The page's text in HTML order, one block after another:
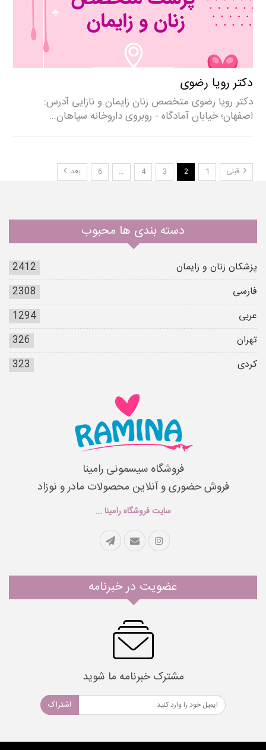
دکتر رویا رضوی
دکتر رویا رضوی متخصص زنان زایمان و نازایی آدرس:
اصفهان؛ خیابان آمادگاه - روبروی داروخانه سپاهان…
قبلی 1
2
3
4
…
6 بعد
دسته بندی ها محبوب
پزشکان زنان و زایمان
2412
فارسی
2308
عربی
1294
تهران
326
کردی
323
فروشگاه سیسمونی رامینا
فروش حضوری و آنلاین محصولات مادر و نوزاد
سایت فروشگاه رامینا ...
عضویت در خبرنامه
مشترک خبرنامه ما شوید
اشتراک